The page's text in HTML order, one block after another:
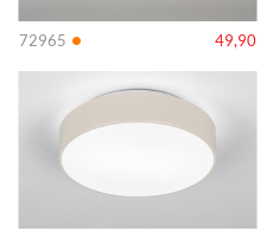
72965 • 49,90
Info